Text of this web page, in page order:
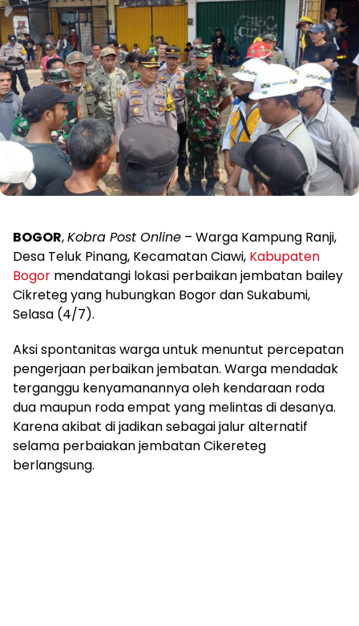
BOGOR,Kobra Post Online – Warga Kampung Ranji,
Desa Teluk Pinang, Kecamatan Ciawi, Kabupaten
Bogor mendatangi lokasi perbaikan jembatan bailey
Cikreteg yang hubungkan Bogor dan Sukabumi,
Selasa (4/7).
Aksi spontanitas warga untuk menuntut percepatan
pengerjaan perbaikan jembatan. Warga mendadak
terganggu kenyamanannya oleh kendaraan roda
dua maupun roda empat yang melintas di desanya.
Karena akibat di jadikan sebagai jalur alternatif
selama perbaiakan jembatan Cikereteg
berlangsung.